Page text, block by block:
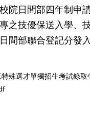
院日間部四年制申
之技優保送入學、
間部聯合登記分發入
殊選才單獨招生考試錄取